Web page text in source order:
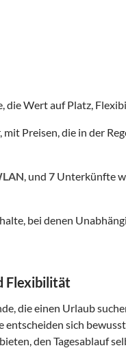
die Wert auf Platz,
Preisen, die in der
, und 7 Unterkünfte
bei denen
Flexibilität
die einen Urlaub
sich
den Tagesablauf